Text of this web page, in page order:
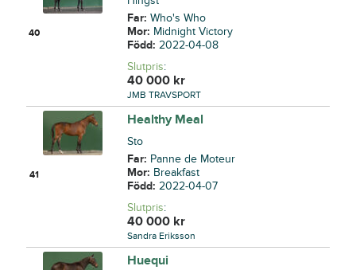
40
Far:Who's Who
Mor: Midnight Victory
Född:2022-04-08
Slutpris:
40 000 kr
JMB TRAVSPORT
41
Healthy Meal
Sto
Far: Panne de Moteur
Mor: Breakfast
Född:2022-04-07
Slutpris:
40 000 kr
Sandra Eriksson
Huequi